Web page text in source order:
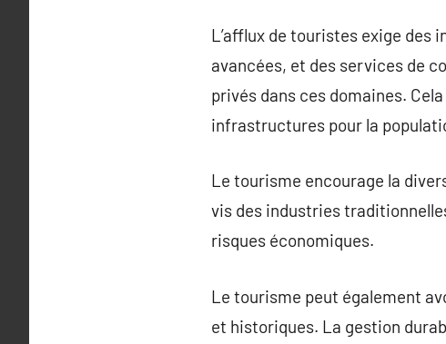
L’afflux de touristes exige
avancées, et des services de
privés dans ces domaines.
infrastructures pour la
Le tourisme encourage la
vis des industries
risques économiques.
Le tourisme peut également
et historiques. La gestion